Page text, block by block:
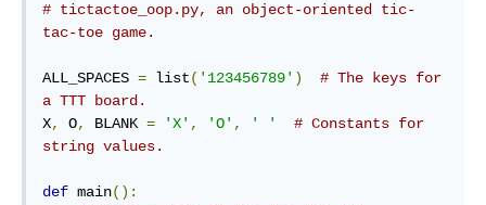
# tictactoe_oop.py, an object-oriented tic-
tac-toe game.
ALL_SPACES = list( '123456789' )
# The keys for
a TTT board.
X, O, BLANK = 'X' , 'O' , ' '
# Constants for
string values.
def main():